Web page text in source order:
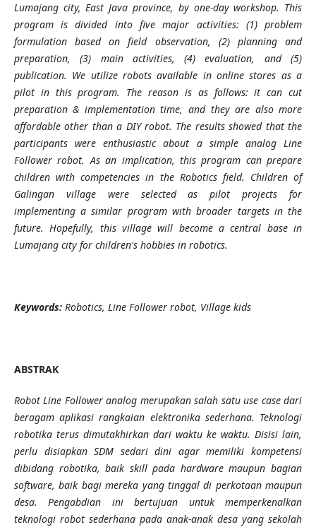
Lumajang city, East Java province, by one-day workshop. This
program is divided into five major activities: (1) problem
formulation based on field observation, (2) planning and
preparation, (3) main activities, (4) evaluation, and (5)
publication. We utilize robots available in online stores as a
pilot in this program. The reason is as follows: it can cut
preparation & implementation time, and they are also more
affordable other than a DIY robot. The results showed that the
participants were enthusiastic about a simple analog Line
Follower robot. As an implication, this program can prepare
children with competencies in the Robotics field. Children of
Galingan village were selected as pilot projects for
implementing a similar program with broader targets in the
future. Hopefully, this village will become a central base in
Lumajang city for children's hobbies in robotics.
Keywords: Robotics, Line Follower robot, Village kids
ABSTRAK
Robot Line Follower analog merupakan salah satu use case dari
beragam aplikasi rangkaian elektronika sederhana. Teknologi
robotika terus dimutakhirkan dari waktu ke waktu. Disisi lain,
perlu disiapkan SDM sedari dini agar memiliki kompetensi
dibidang robotika, baik skill pada hardware maupun bagian
software, baik bagi mereka yang tinggal di perkotaan maupun
desa. Pengabdian ini bertujuan untuk memperkenalkan
teknologi robot sederhana pada anak-anak desa yang sekolah